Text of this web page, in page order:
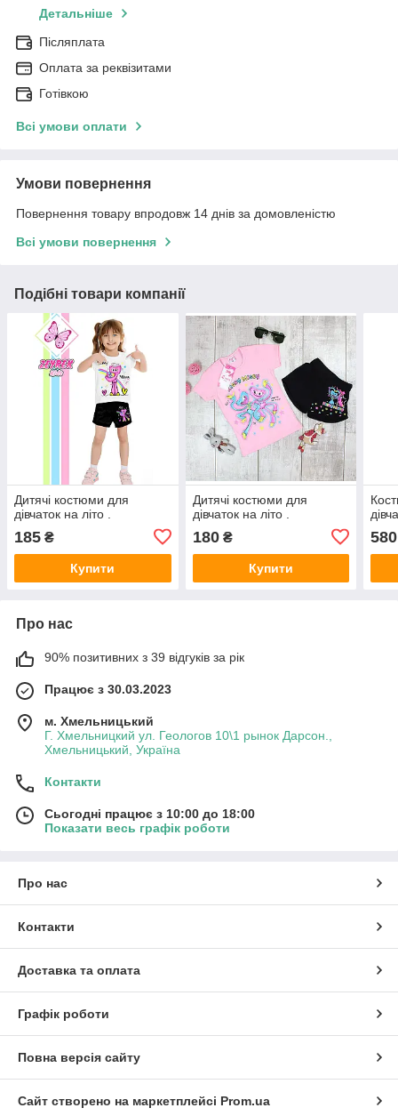
Детальніше
Післяплата
Оплата за реквізитами
Готівкою
Всі умови оплати
Умови повернення
Повернення товару впродовж 14 днів за домовленістю
Всі умови повернення
Подібні товари компанії
Дитячі костюми для
дівчаток на літо .
185 ₴
Купити
Дитячі костюми для
дівчаток на літо .
180₴
Купити
580
Про нас
90% позитивних з 39 відгуків за рік
Працює з 30.03.2023
м. Хмельницький
Г. Хмельницкий ул. Геологов 10\1 рынок Дарсон.,
Хмельницький, Україна
Контакти
Сьогодні працює з 10:00 до 18:00
Показати весь графік роботи
Про нас
Контакти
Доставка та оплата
Графік роботи
Повна версія сайту
Сайт створено на маркетплейсі Prom.ua